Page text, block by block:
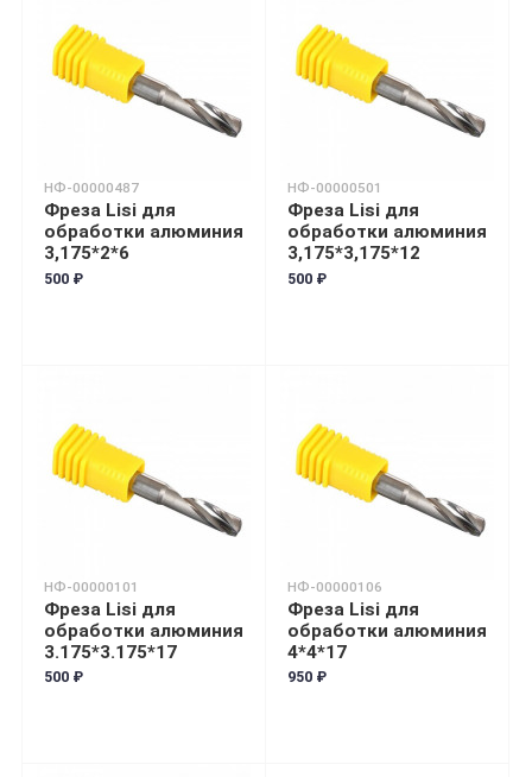
НФ-00000487
Фреза Lisi для
обработки алюминия
3,175*2*6
500 ₽
НФ-00000501
Фреза Lisi для
обработки алюминия
3,175*3,175*12
500 ₽
НФ-00000101
Фреза Lisi для
обработки алюминия
3.175*3.175*17
500 ₽
НФ-00000106
Фреза Lisi для
обработки алюминия
4*4*17
950 ₽